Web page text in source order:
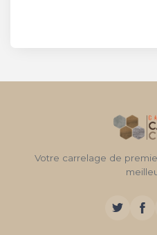
Votre carrelage de